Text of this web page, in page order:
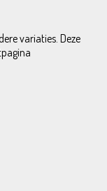
variaties. Deze